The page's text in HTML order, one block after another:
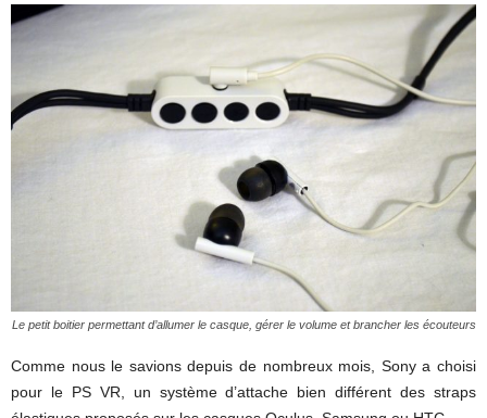
Le petit boitier permettant d’allumer le casque, gérer le volume et brancher les écouteurs
Comme nous le savions depuis de nombreux mois, Sony a choisi
pour le PS VR, un système d’attache bien différent des straps